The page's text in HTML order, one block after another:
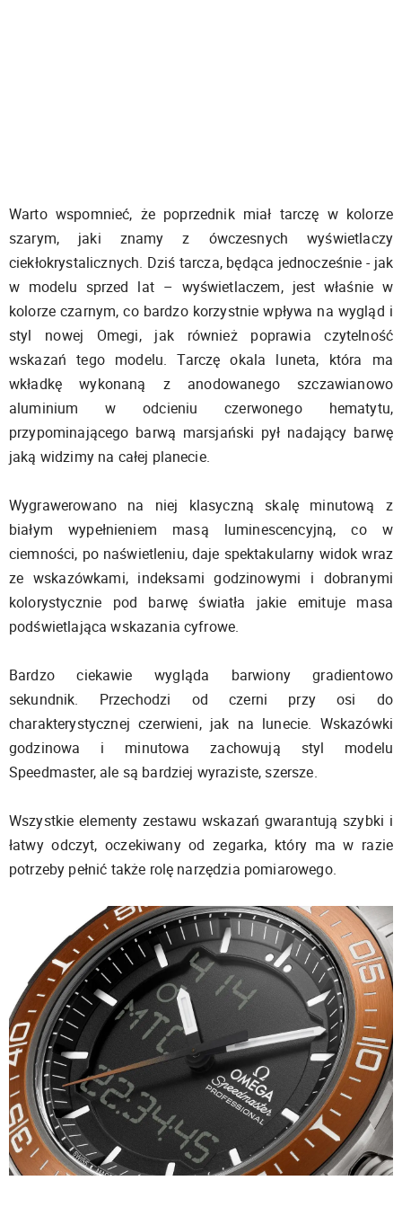
Warto wspomnieć, że poprzednik miał tarczę w kolorze
szarym, jaki znamy z ówczesnych wyświetlaczy
ciekłokrystalicznych. Dziś tarcza, będąca jednocześnie - jak
w modelu sprzed lat – wyświetlaczem, jest właśnie w
kolorze czarnym, co bardzo korzystnie wpływa na wygląd i
styl nowej Omegi, jak również poprawia czytelność
wskazań tego modelu. Tarczę okala luneta, która ma
wkładkę wykonaną z anodowanego szczawianowo
aluminium w odcieniu czerwonego hematytu,
przypominającego barwą marsjański pył nadający barwę
jaką widzimy na całej planecie.
Wygrawerowano na niej klasyczną skalę minutową z
białym wypełnieniem masą luminescencyjną, co w
ciemności, po naświetleniu, daje spektakularny widok wraz
ze wskazówkami, indeksami godzinowymi i dobranymi
kolorystycznie pod barwę światła jakie emituje masa
podświetlająca wskazania cyfrowe.
Bardzo ciekawie wygląda barwiony gradientowo
sekundnik. Przechodzi od czerni przy osi do
charakterystycznej czerwieni, jak na lunecie. Wskazówki
godzinowa i minutowa zachowują styl modelu
Speedmaster, ale są bardziej wyraziste, szersze.
Wszystkie elementy zestawu wskazań gwarantują szybki i
łatwy odczyt, oczekiwany od zegarka, który ma w razie
potrzeby pełnić także rolę narzędzia pomiarowego.